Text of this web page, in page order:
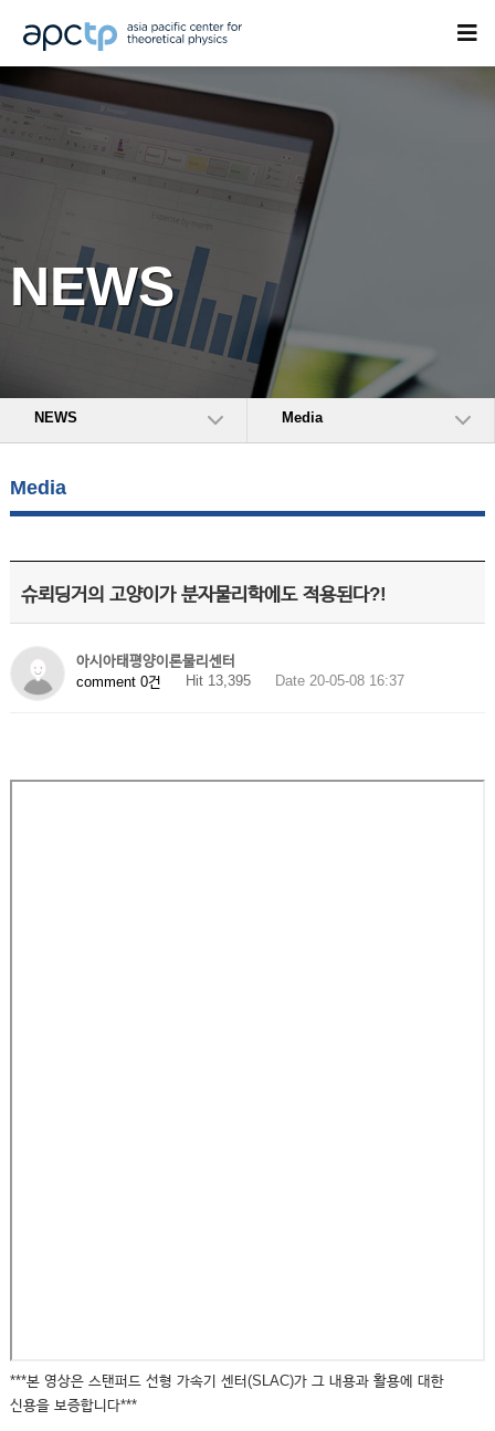
NEWS
NEWS Media
Media
슈뢰딩거의 고양이가 분자물리학에도 적용된다?!
아시아태평양이론물리센터
comment 0건
Hit 13,395 Date 20-05-08 16:37
***본 영상은 스탠퍼드 선형 가속기 센터(SLAC)가 그 내용과 활용에 대한
신용을 보증합니다***